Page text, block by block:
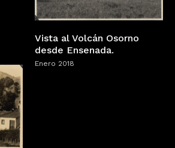
Vista al Volcán Osorno
desde Ensenada.
Enero 2018